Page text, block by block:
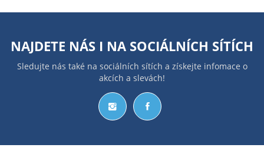
NAJDETE NÁS I NA SOCIÁLNÍCH SÍTÍCH
Sledujte nás také na sociálních sítích a získejte infomace o
akcích a slevách!